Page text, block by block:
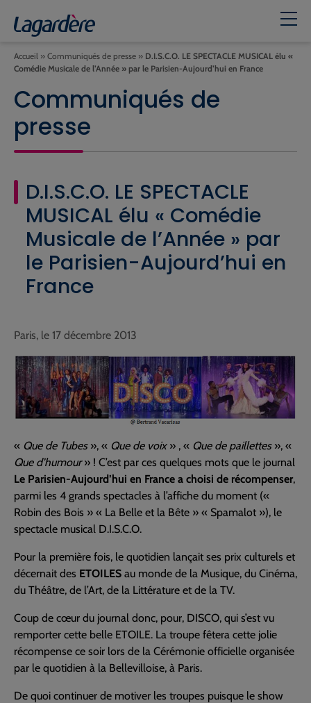
Accueil » Communiqués de presse » D.I.S.C.O. LE SPECTACLE MUSICAL élu «
Comédie Musicale de l’Année » par le Parisien-Aujourd’hui en France
Communiqués de
presse
D.I.S.C.O. LE SPECTACLE
MUSICAL élu « Comédie
Musicale de l’Année » par
le Parisien-Aujourd’hui en
France
Paris, le 17 décembre 2013
« Que de Tubes», « Que de voix» , « Que de paillettes», «
Que d’humour» ! C’est par ces quelques mots que le journal
Le Parisien-Aujourd’hui en France a choisi de récompenser,
parmi les 4 grands spectacles à l’affiche du moment («
Robin des Bois » « La Belle et la Bête » « Spamalot »), le
spectacle musical D.I.S.C.O.
Pour la première fois, le quotidien lançait ses prix culturels et
décernait des ETOILES au monde de la Musique, du Cinéma,
du Théâtre, de l’Art, de la Littérature et de la TV.
Coup de cœur du journal donc, pour, DISCO, qui s’est vu
remporter cette belle ETOILE. La troupe fêtera cette jolie
récompense ce soir lors de la Cérémonie officielle organisée
par le quotidien à la Bellevilloise, à Paris.
De quoi continuer de motiver les troupes puisque le show